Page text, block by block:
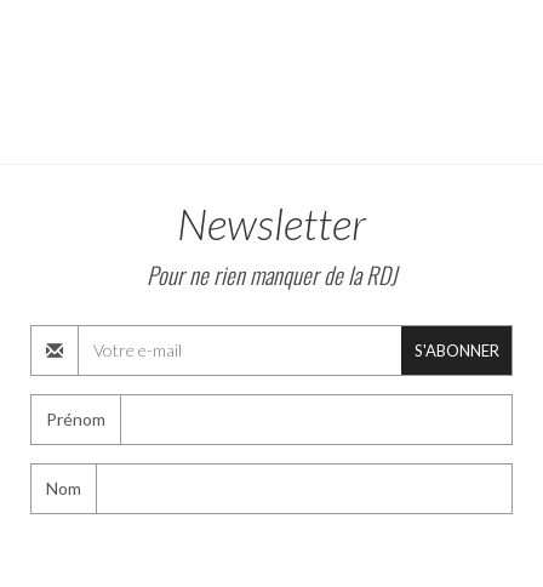
Newsletter
Pour ne rien manquer de la RDJ
S'ABONNER
Prénom
Nom